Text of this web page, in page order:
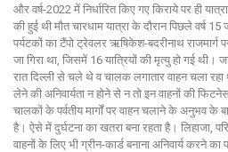
और वर्ष-2022 में निर्धारित किए गए किराये पर ही
की हुई थी मौत चारधाम यात्रा के दौरान पिछले वर्ष
पर्यटकों का टैंपो ट्रेवलर ऋषिकेश-बदरीनाथ
जा गिरा था, जिसमें 16 यात्रियों की मृत्यु हो गई
रात दिल्ली से चले थे व चालक लगातार वाहन चला रहा
लेने की अनिवार्यता न होने से न तो इन वाहनों की
चालकों के पर्वतीय मार्गों पर वाहन चलाने के अनुभव के
है। ऐसे में दुर्घटना का खतरा बना रहता है। लिहाजा,
वाहनों के लिए भी ग्रीन-कार्ड बनाना अनिवार्य करने